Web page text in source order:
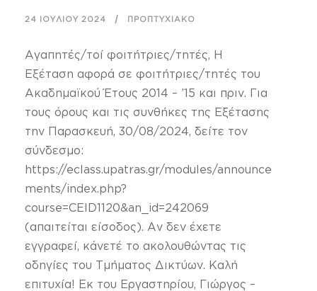
24 ΙΟΥΛΊΟΥ 2024 ΠΡΟΠΤΥΧΙΑΚΌ
Αγαπητές/τοί φοιτήτριες/τητές, Η
Εξέταση αφορά σε φοιτήτριες/τητές του
Ακαδημαϊκού Έτους 2014 – ’15 και πριν. Για
τους όρους και τις συνθήκες της Εξέτασης
την Παρασκευή, 30/08/2024, δείτε τον
σύνδεσμο:
https://eclass.upatras.gr/modules/announce
ments/index.php?
course=CEID1120&an_id=242069
(απαιτείται είσοδος). Αν δεν έχετε
εγγραφεί, κάνετέ το ακολουθώντας τις
οδηγίες του Τμήματος Δικτύων. Καλή
επιτυχία! Εκ του Εργαστηρίου, Γιώργος –